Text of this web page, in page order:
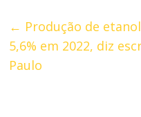
← Produção de
5,6% em 2022, diz
Paulo